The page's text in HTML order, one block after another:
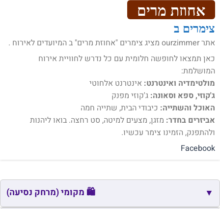
אחוזת מרים
צימרים ב
אתר ourzimmer מציג צימרים "אחוזת מרים" ב המיועדים לאירוח .
כאן תמצאו לחופשה חלומית עם כל נדרש לחוויית אירוח
המושלמת:
מולטימדיה ואינטרנט: אינטרנט אלחוטי
ג'קוזי, ספא וסאונה: ג'קוזי מפנק
האוכל והשתייה: כיבודי הבית, שתייה חמה
אביזרים בחדר: מזגן, מצעים למיטה, סט רחצה. בואו ליהנות
ולהתפנק, הזמינו צימר עכשיו.
Facebook
▼
🛍️ מקומי (מרחק נסיעה)